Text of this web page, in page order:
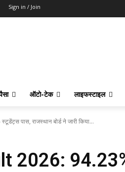
Sign in / Join
ऑटो-टेक लाइफस्टाइल
पास, राजस्थान बोर्ड ने जारी किया...
2026: